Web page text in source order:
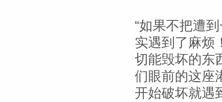
“如果不把遭
实遇到了麻烦
切能毁坏的东
们眼前的这座
开始破坏就遇